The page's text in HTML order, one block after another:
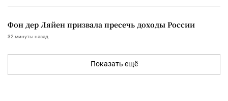
Фон дер Ляйен призвала пресечь доходы России
32 минуты назад
Показать ещё